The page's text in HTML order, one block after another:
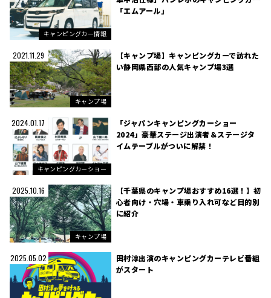
キャンピングカー情報
「エムアール」
2021.11.29
キャンプ場
【キャンプ場】キャンピングカーで訪れた
い静岡県西部の人気キャンプ場3選
2024.01.17
キャンピングカーショー
「ジャパンキャンピングカーショー
2024」豪華ステージ出演者＆ステージタ
イムテーブルがついに解禁！
2025.10.16
キャンプ場
【千葉県のキャンプ場おすすめ16選！】初
心者向け・穴場・車乗り入れ可など目的別
に紹介
2025.05.02
田村淳出演のキャンピングカーテレビ番組
がスタート